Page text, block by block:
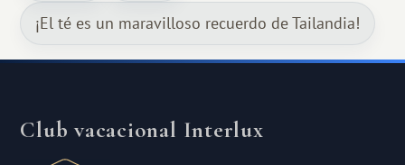
¡El té es un maravilloso recuerdo de Tailandia!
Club vacacional Interlux